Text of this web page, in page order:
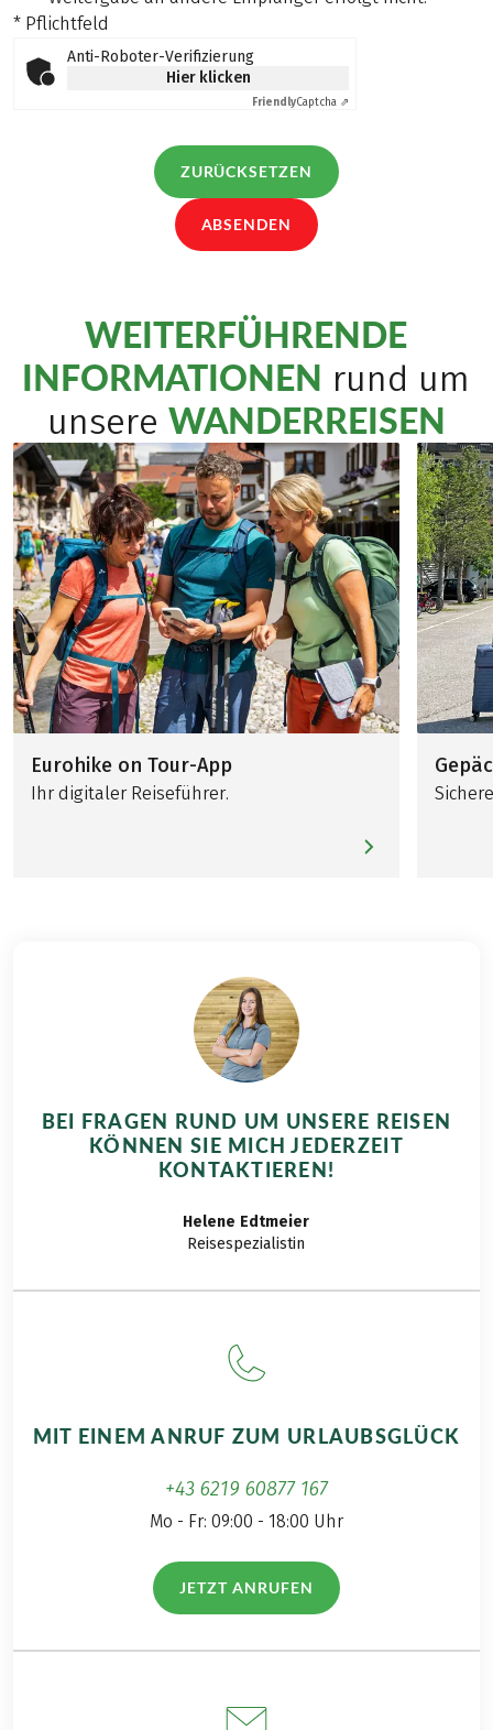
* Pflichtfeld
Anti-Roboter-Verifizierung
Hier klicken
FriendlyCaptcha ⇗
ZURÜCKSETZEN
ABSENDEN
WEITERFÜHRENDE
INFORMATIONEN rund um
unsere WANDERREISEN
Eurohike on Tour-App
Ihr digitaler Reiseführer.
BEI FRAGEN RUND UM UNSERE REISEN
KÖNNEN SIE MICH JEDERZEIT
KONTAKTIEREN!
Helene Edtmeier
Reisespezialistin
MIT EINEM ANRUF ZUM URLAUBSGLÜCK
+43 6219 60877 167
Mo - Fr: 09:00 - 18:00 Uhr
JETZT ANRUFEN(LINK ÖFFNET IN NEUEM TAB)